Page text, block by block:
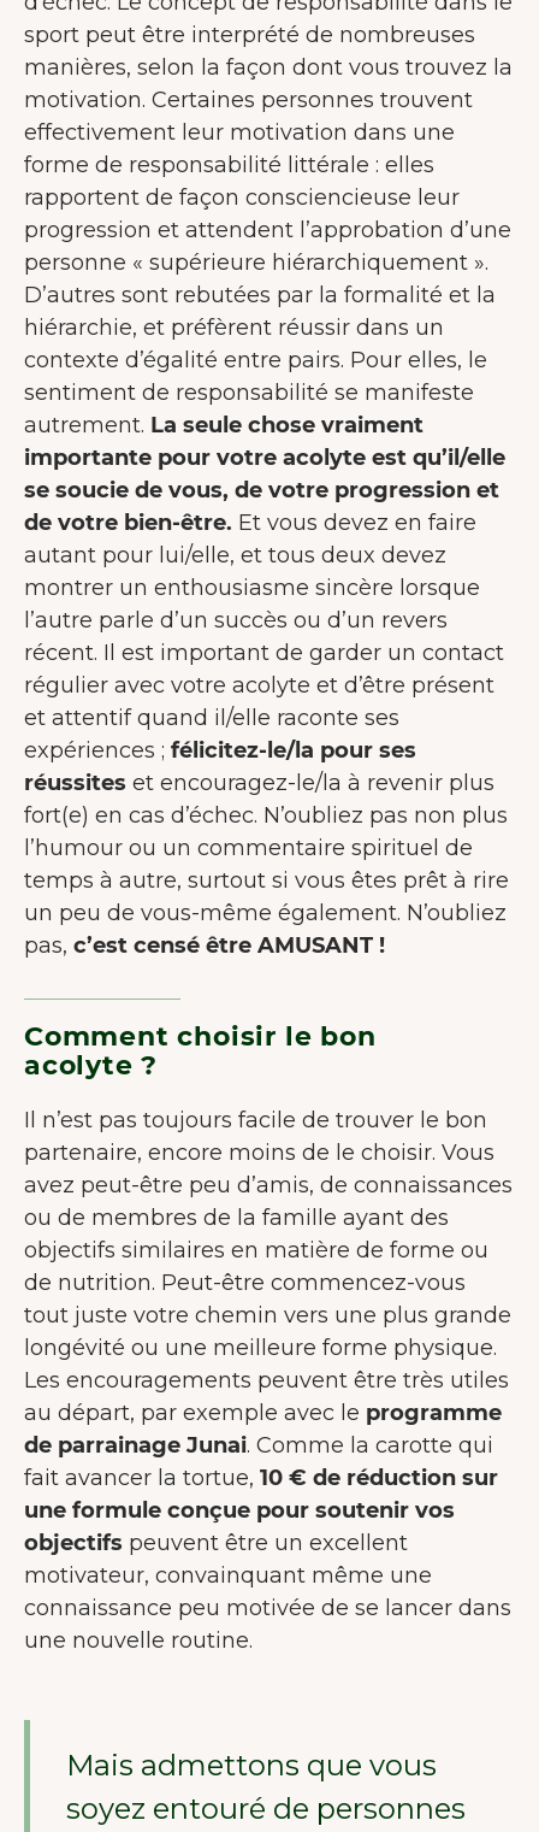
sport peut être interprété de nombreuses
manières, selon la façon dont vous trouvez la
motivation. Certaines personnes trouvent
effectivement leur motivation dans une
forme de responsabilité littérale : elles
rapportent de façon consciencieuse leur
progression et attendent l’approbation d’une
personne « supérieure hiérarchiquement ».
D’autres sont rebutées par la formalité et la
hiérarchie, et préfèrent réussir dans un
contexte d’égalité entre pairs. Pour elles, le
sentiment de responsabilité se manifeste
autrement. La seule chose vraiment
importante pour votre acolyte est qu’il/elle
se soucie de vous, de votre progression et
de votre bien-être. Et vous devez en faire
autant pour lui/elle, et tous deux devez
montrer un enthousiasme sincère lorsque
l’autre parle d’un succès ou d’un revers
récent. Il est important de garder un contact
régulier avec votre acolyte et d’être présent
et attentif quand il/elle raconte ses
expériences ; félicitez-le/la pour ses
réussites et encouragez-le/la à revenir plus
fort(e) en cas d’échec. N’oubliez pas non plus
l’humour ou un commentaire spirituel de
temps à autre, surtout si vous êtes prêt à rire
un peu de vous-même également. N’oubliez
pas, c’est censé être AMUSANT !
Comment choisir le bon
acolyte ?
Il n’est pas toujours facile de trouver le bon
partenaire, encore moins de le choisir. Vous
avez peut-être peu d’amis, de connaissances
ou de membres de la famille ayant des
objectifs similaires en matière de forme ou
de nutrition. Peut-être commencez-vous
tout juste votre chemin vers une plus grande
longévité ou une meilleure forme physique.
Les encouragements peuvent être très utiles
au départ, par exemple avec le programme
de parrainage Junai. Comme la carotte qui
fait avancer la tortue, 10 € de réduction sur
une formule conçue pour soutenir vos
objectifs peuvent être un excellent
motivateur, convainquant même une
connaissance peu motivée de se lancer dans
une nouvelle routine.
Mais admettons que vous
soyez entouré de personnes